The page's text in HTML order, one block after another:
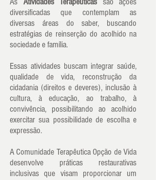
diversificadas que contemplam as
diversas áreas do saber, buscando
estratégias de reinserção do acolhido na
sociedade e família.
Essas atividades buscam integrar saúde,
qualidade de vida, reconstrução da
cidadania (direitos e deveres), inclusão à
cultura, à educação, ao trabalho, à
convivência, possibilitando ao acolhido
exercitar sua possibilidade de escolha e
expressão.
A Comunidade Terapêutica Opção de Vida
desenvolve práticas restaurativas
inclusivas que visam proporcionar um